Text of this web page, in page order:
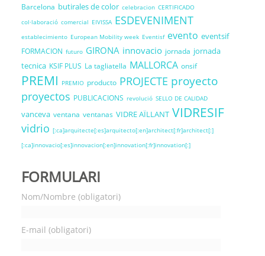
Barcelona butirales de color celebracion CERTIFICADO
col·laboració comercial EIVISSA ESDEVENIMENT
establecimiento European Mobility week Eventisf evento eventsif
FORMACION futuro GIRONA innovacio jornada jornada
tecnica KSIF PLUS La tagliatella MALLORCA onsif
PREMI PREMIO producto PROJECTE proyecto
proyectos PUBLICACIONS revolució SELLO DE CALIDAD
vanceva ventana ventanas VIDRE AÏLLANT VIDRESIF
vidrio [:ca]arquitecte[:es]arquitecto[:en]architect[:fr]architect[:]
[:ca]innovacio[:es]innovacion[:en]innovation[:fr]innovation[:]
FORMULARI
Nom/Nombre (obligatori)
E-mail (obligatori)